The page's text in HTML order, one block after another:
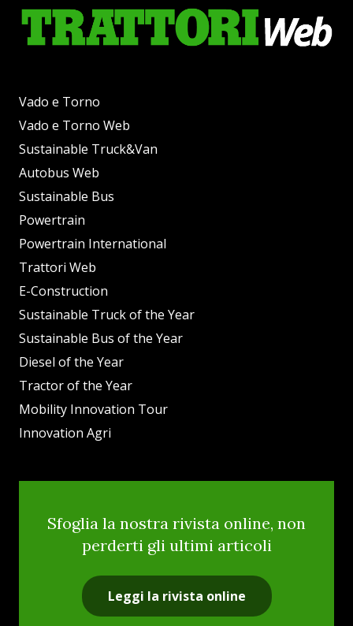
Vado e Torno
Vado e Torno Web
Sustainable Truck&Van
Autobus Web
Sustainable Bus
Powertrain
Powertrain International
Trattori Web
E-Construction
Sustainable Truck of the Year
Sustainable Bus of the Year
Diesel of the Year
Tractor of the Year
Mobility Innovation Tour
Innovation Agri
Sfoglia la nostra rivista online, non
perderti gli ultimi articoli
Leggi la rivista online